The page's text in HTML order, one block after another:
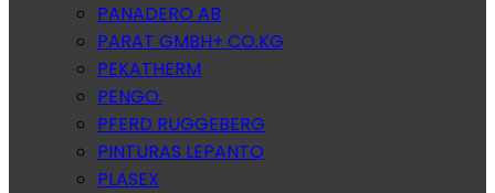
PANADERO AB
PARAT GMBH+ CO.KG
PEKATHERM
PENGO.
PFERD RUGGEBERG
PINTURAS LEPANTO
PLASEX